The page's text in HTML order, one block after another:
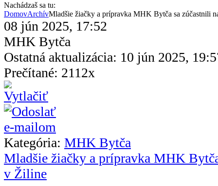
Nachádzaš sa tu:
DomovArchívMladšie žiačky a prípravka MHK Bytča sa zúčastnili
08 jún 2025, 17:52
MHK Bytča
Ostatná aktualizácia: 10 jún 2025,
Prečítané: 2112x
Kategória: MHK Bytča
Mladšie žiačky a prípravka MHK
v Žiline